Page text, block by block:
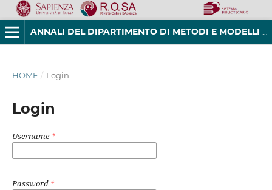
ANNALI DEL DIPARTIMENTO DI METODI E MODELLI PER L'ECONOMIA, IL TERRITORIO E LA FINANZA
HOME / Login
Login
Username*
Password *